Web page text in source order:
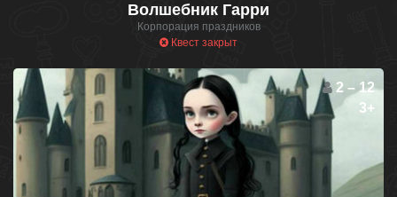
Волшебник Гарри
Корпорация праздников
Квест закрыт
2 – 12
3+